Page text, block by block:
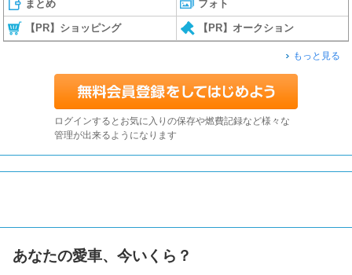
まとめ フォト
【PR】ショッピング 【PR】オークション
もっと見る
ログインするとお気に入りの保存や燃費記録など様々な
管理が出来るようになります
あなたの愛車、今いくら？